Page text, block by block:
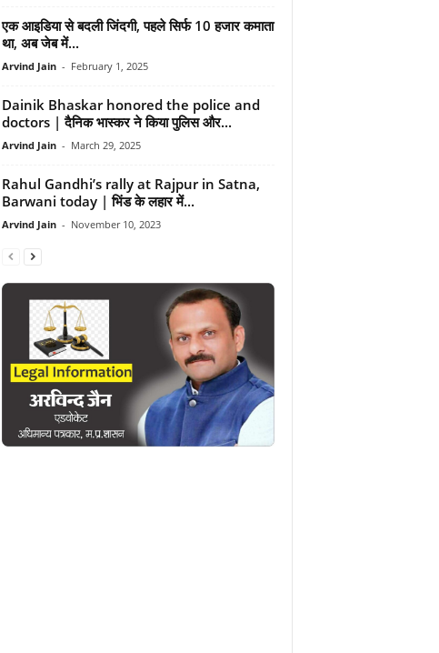
एक आइडिया से बदली जिंदगी, पहले सिर्फ 10 हजार कमाता
था, अब जेब में...
Arvind Jain - February 1, 2025
Dainik Bhaskar honored the police and
doctors | दैनिक भास्कर ने किया पुलिस और...
Arvind Jain - March 29, 2025
Rahul Gandhi’s rally at Rajpur in Satna,
Barwani today | भिंड के लहार में...
Arvind Jain - November 10, 2023